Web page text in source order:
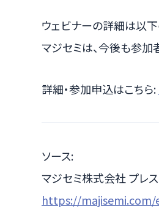
ウェビナーの詳細は以下
マジセミは、今後も参加
詳細・参加申込はこちら:
ソース:
マジセミ株式会社 プレ
https://majisemi.com/